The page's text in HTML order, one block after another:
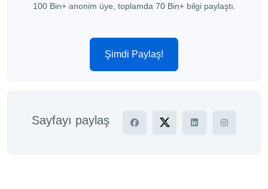
100 Bin+ anonim üye, toplamda 70 Bin+ bilgi paylaştı.
Şimdi Paylaş!
Sayfayı paylaş